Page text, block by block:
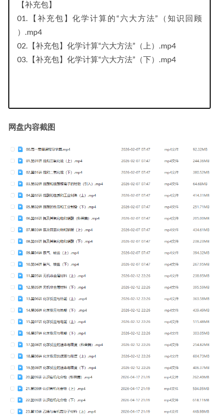
【补充包】
01.【补充包】化学计算的“六大方法”（知识回顾
）.mp4
02.【补充包】化学计算“六大方法”（上）.mp4
03.【补充包】化学计算“六大方法”（下）.mp4
网盘内容截图